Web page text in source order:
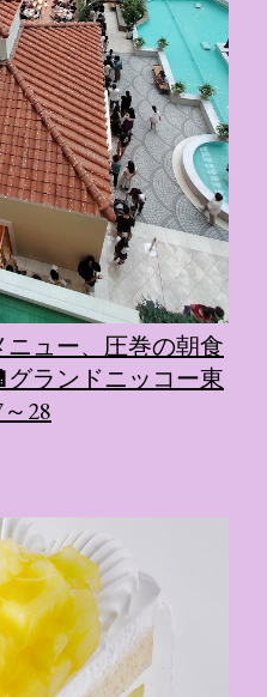
ュー、圧巻の朝食
ランドニッコー東
28